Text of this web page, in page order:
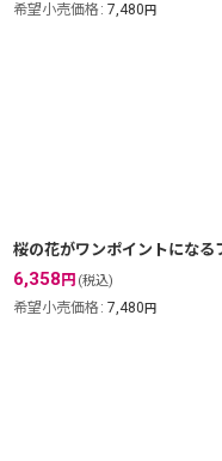
希望小売価格 : 7,480円
6,358 円 (税込)
希望小売価格 : 7,480円